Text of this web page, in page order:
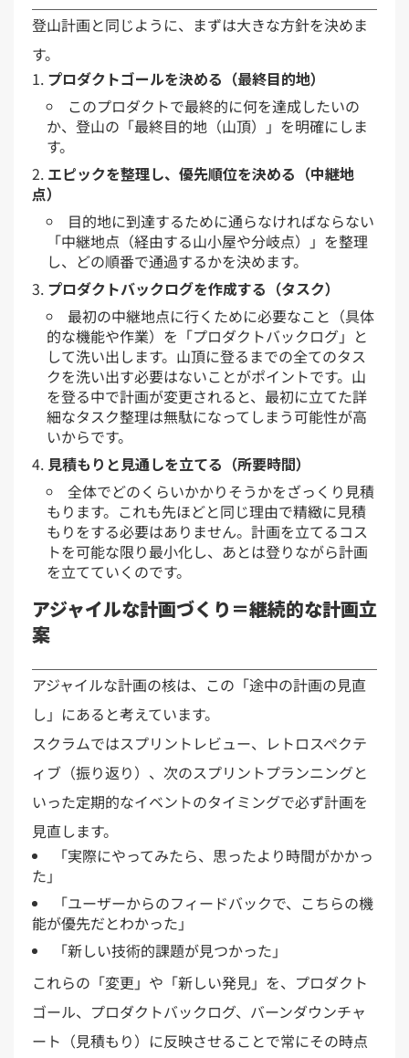
登山計画と同じように、まずは大きな方針を決めま
す。
プロダクトゴールを決める（最終目的地）
このプロダクトで最終的に何を達成したいの
か、登山の「最終目的地（山頂）」を明確にしま
す。
エピックを整理し、優先順位を決める（中継地
点）
目的地に到達するために通らなければならない
「中継地点（経由する山小屋や分岐点）」を整理
し、どの順番で通過するかを決めます。
プロダクトバックログを作成する（タスク）
最初の中継地点に行くために必要なこと（具体
的な機能や作業）を「プロダクトバックログ」と
して洗い出します。山頂に登るまでの全てのタス
クを洗い出す必要はないことがポイントです。山
を登る中で計画が変更されると、最初に立てた詳
細なタスク整理は無駄になってしまう可能性が高
いからです。
見積もりと見通しを立てる（所要時間）
全体でどのくらいかかりそうかをざっくり見積
もります。これも先ほどと同じ理由で精緻に見積
もりをする必要はありません。計画を立てるコス
トを可能な限り最小化し、あとは登りながら計画
を立てていくのです。
アジャイルな計画づくり＝継続的な計画立
案
アジャイルな計画の核は、この「途中の計画の見直
し」にあると考えています。
スクラムではスプリントレビュー、レトロスペクテ
ィブ（振り返り）、次のスプリントプランニングと
いった定期的なイベントのタイミングで必ず計画を
見直します。
「実際にやってみたら、思ったより時間がかかっ
た」
「ユーザーからのフィードバックで、こちらの機
能が優先だとわかった」
「新しい技術的課題が見つかった」
これらの「変更」や「新しい発見」を、プロダクト
ゴール、プロダクトバックログ、バーンダウンチャ
ート（見積もり）に反映させることで常にその時点